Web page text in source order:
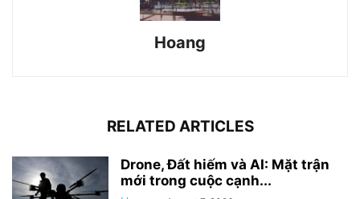
Hoang
RELATED ARTICLES
Drone, Đất hiếm và AI: Mặt trận
mới trong cuộc cạnh...